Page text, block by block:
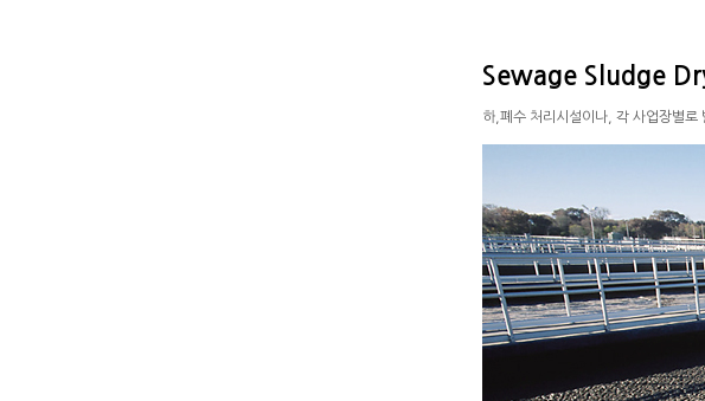
Sewage Sludge
하,폐수 처리시설이나, 각 사업장별로